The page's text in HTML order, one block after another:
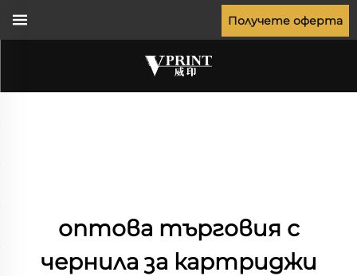
Получете оферта
оптова търговия с
чернила за картриджи